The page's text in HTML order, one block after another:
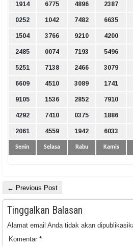
1914 6775 4896 2387
0252 1042 7482 6635
1504 3766 9210 4200
2485 0074 7193 5496
5251 7138 2466 3079
6609 4510 3089 1741
9105 1536 2852 7910
4292 7410 0375 1886
2061 4559 1942 6033
Senin Selasa Rabu Kamis
← Previous Post
Tinggalkan Balasan
Alamat email Anda tidak akan
Komentar *